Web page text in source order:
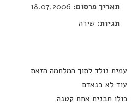
תאריך פרסום:
תגיות: שירה
עמית נולד לתוך המלחמה הזאת
עוד לא בנאדם
כולו תבנית אחת קטנה